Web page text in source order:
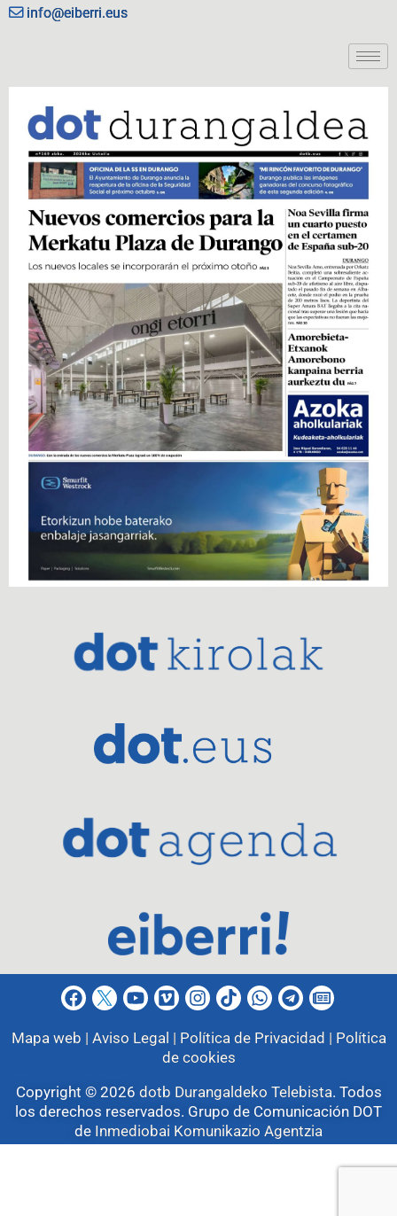
info@eiberri.eus
Mapa web | Aviso Legal | Política de Privacidad | Política
de cookies
Copyright © 2026 dotb Durangaldeko Telebista. Todos
los derechos reservados. Grupo de Comunicación DOT
de Inmediobai Komunikazio Agentzia